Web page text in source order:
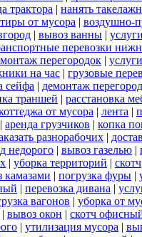
трактора | нанять
от мусора | воздушно-
| вывоз ванны |
перевозки
монтаж перегородок |
на час | грузовые
сейфа | демонтаж
траншей | расстановка
от мусора | лента |
| аренда грузчиков | копка
разнорабочих |
недорого | вывоз газелью |
| уборка территорий | скотч
камазами | погрузка фуры |
| перевозка дивана |
вагонов | уборка от
| вывоз окон | скотч
| утилизация мусора |